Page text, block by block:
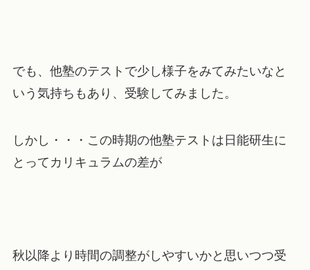
でも、他塾のテストで少し様子をみてみたいなと
いう気持ちもあり、受験してみました。
しかし・・・この時期の他塾テストは日能研生に
とってカリキュラムの差が
秋以降より時間の調整がしやすいかと思いつつ受